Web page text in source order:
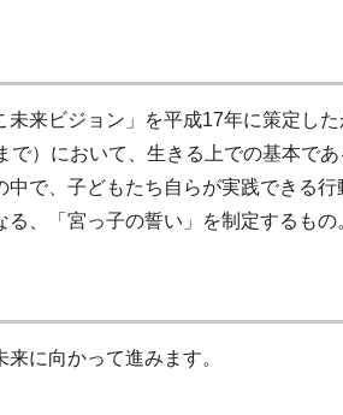
来ビジョン」を平成17年に策定した
）において、生きる上での基本で
で、子どもたち自らが実践できる行
、「宮っ子の誓い」を制定するもの
に向かって進みます。